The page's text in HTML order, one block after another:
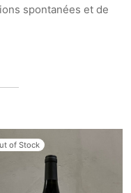
spontanées et de
of Stock